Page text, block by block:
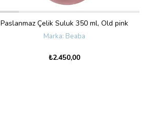
Paslanmaz Çelik Suluk 350 ml, Old pink
Beaba
₺2.450,00